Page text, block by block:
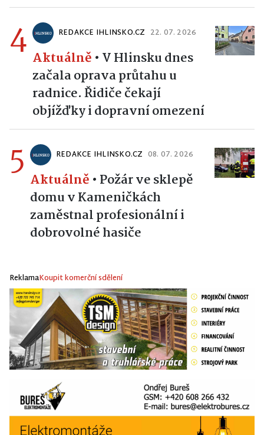
4 REDAKCE IHLINSKO.CZ 22. 07. 2026
Aktuálně • V Hlinsku dnes
začala oprava průtahu u
radnice. Řidiče čekají
objížďky i dopravní omezení
5 REDAKCE IHLINSKO.CZ 08. 07. 2026
Aktuálně • Požár ve sklepě
domu v Kameničkách
zaměstnal profesionální i
dobrovolné hasiče
ReklamaKoupit komerční sdělení